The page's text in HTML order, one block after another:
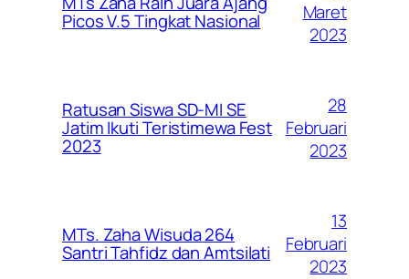
Picos V.5 Tingkat Nasional
Maret
2023
Ratusan Siswa SD-MI SE
Jatim Ikuti Teristimewa Fest
2023
28
Februari
2023
MTs. Zaha Wisuda 264
Santri Tahfidz dan Amtsilati
13
Februari
2023